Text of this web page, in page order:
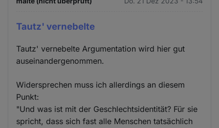
Tautz' vernebelte
Tautz' vernebelte Argumentation wird hier gut
auseinandergenommen.
Widersprechen muss ich allerdings an diesem
Punkt:
"Und was ist mit der Geschlechtsidentität? Für sie
spricht, dass sich fast alle Menschen tatsächlich